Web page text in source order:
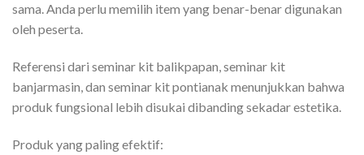
sama. Anda perlu memilih item yang benar-benar digunakan
oleh peserta.
Referensi dari seminar kit balikpapan, seminar kit
banjarmasin, dan seminar kit pontianak menunjukkan bahwa
produk fungsional lebih disukai dibanding sekadar estetika.
Produk yang paling efektif: